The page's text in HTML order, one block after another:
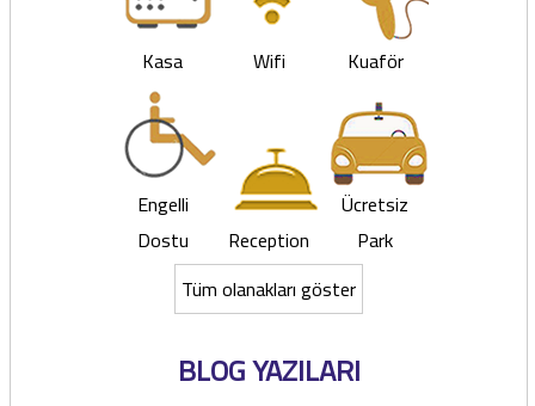
Kasa Wifi Kuaför
Engelli
Dostu
Reception
Ücretsiz
Park
Tüm olanakları göster
BLOG YAZILARI